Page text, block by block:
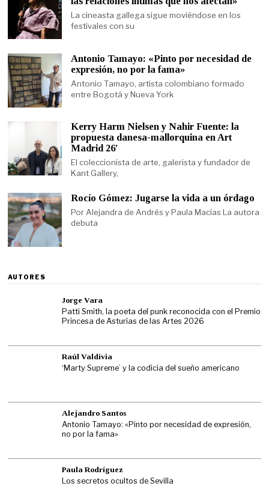
La cineasta gallega sigue moviéndose en los
festivales con su
Antonio Tamayo: «Pinto por necesidad de
expresión, no por la fama»
Antonio Tamayo, artista colombiano formado
entre Bogotá y Nueva York
Kerry Harm Nielsen y Nahir Fuente: la
propuesta danesa-mallorquina en Art
Madrid 26′
El coleccionista de arte, galerista y fundador de
Kant Gallery,
Rocío Gómez: Jugarse la vida a un órdago
Por Alejandra de Andrés y Paula Macías La autora
debuta
AUTORES
Jorge Vara
Patti Smith, la poeta del punk reconocida con el Premio
Princesa de Asturias de las Artes 2026
Raúl Valdivia
‘Marty Supreme’ y la codicia del sueño americano
Alejandro Santos
Antonio Tamayo: «Pinto por necesidad de expresión,
no por la fama»
Paula Rodríguez
Los secretos ocultos de Sevilla